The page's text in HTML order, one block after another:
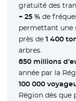
gratuité des
+ 25 % de
permettant une
près de1 400
arbres.
850 millions
année par la
100 000
Région dès que